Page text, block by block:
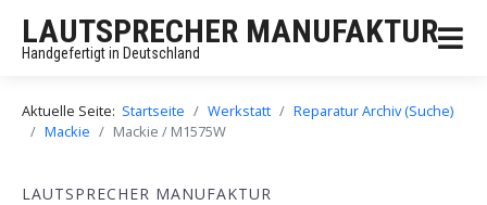
LAUTSPRECHER MANUFAKTUR
Handgefertigt in Deutschland
Aktuelle Seite: Startseite Werkstatt
Reparatur Archiv (Suche)
Mackie
Mackie / M1575W
LAUTSPRECHER MANUFAKTUR